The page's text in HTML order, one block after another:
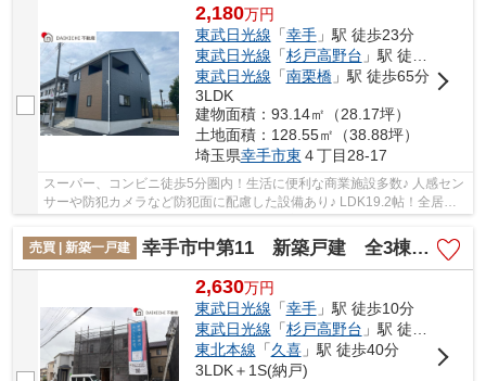
2,180万円
東武日光線 「幸手」駅 徒歩23分
東武日光線 「杉戸高野台 」駅 徒歩44分
東武日光線 「南栗橋」駅 徒歩65分
3LDK
建物面積：93.14㎡（28.17坪）
土地面積：128.55㎡（38.88坪）
埼玉県幸手市東 ４丁目28-17
スーパー、コンビニ徒歩5分圏内！生活に便利な商業施設多数♪ 人感セン
サーや防犯カメラなど防犯面に配慮した設備あり♪ LDK19.2帖！全居室
収納付きでゆとりある間取りです♪ 経験豊富な...
売買 | 新築一戸建
幸手市中第11 新築戸建 全3棟 3号棟
2,630万円
東武日光線 「幸手」駅 徒歩10分
東武日光線 「杉戸高野台 」駅 徒歩39分
東北本線 「久喜」駅 徒歩40分
3LDK＋1S(納戸)